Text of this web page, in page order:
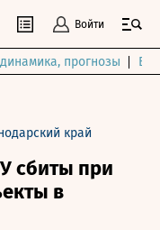
Войти
прогнозы
край
сбиты при
в